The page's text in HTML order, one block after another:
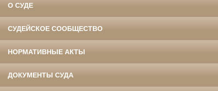
О СУДЕ
СУДЕЙСКОЕ СООБЩЕСТВО
НОРМАТИВНЫЕ АКТЫ
ДОКУМЕНТЫ СУДА